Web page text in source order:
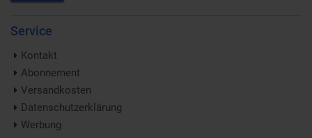
Service
Kontakt
Abonnement
Versandkosten
Datenschutzerklärung
Werbung